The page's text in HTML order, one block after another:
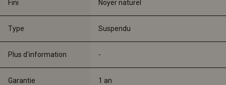
Fini Noyer naturel
Type Suspendu
Plus d'information -
Garantie 1 an